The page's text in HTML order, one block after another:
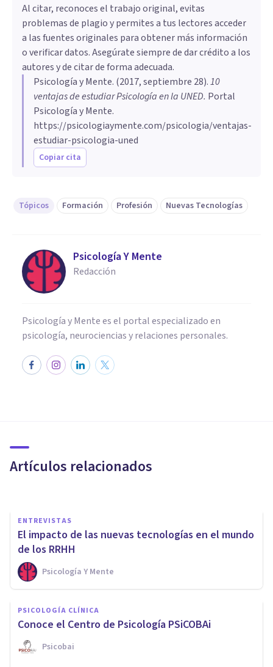
Al citar, reconoces el trabajo original, evitas
problemas de plagio y permites a tus lectores acceder
a las fuentes originales para obtener más información
o verificar datos. Asegúrate siempre de dar crédito a los
autores y de citar de forma adecuada.
Psicología y Mente. (2017, septiembre 28).​10
ventajas de estudiar Psicología en la UNED. Portal
Psicología y Mente.
https://psicologiaymente.com/psicologia/ventajas-
estudiar-psicologia-uned
Copiar cita
Tópicos Formación Profesión Nuevas Tecnologías
Psicología Y Mente
Redacción
Psicología y Mente es el portal especializado en
psicología, neurociencias y relaciones personales.
Artículos relacionados
estudiantes
ENTREVISTAS
El impacto de las nuevas tecnologías en el mundo
de los RRHH
Psicología Y Mente
PSICOLOGÍA CLÍNICA
Conoce el Centro de Psicología PSiCOBAi
Psicobai
Los 11 mejores Másters de
Psicología del Trabajo